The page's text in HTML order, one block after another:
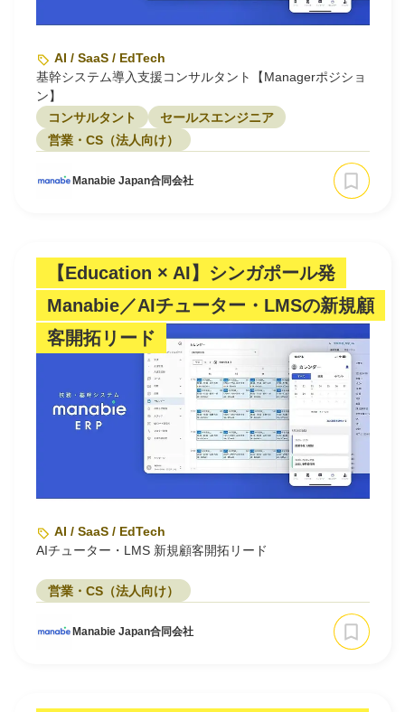
AI / SaaS / EdTech
基幹システム導入支援コンサルタント【Managerポジショ
ン】
コンサルタント
セールスエンジニア
営業・CS（法人向け）
Manabie Japan合同会社
【Education × AI】シンガポール発
Manabie／AIチューター・LMSの新規顧
客開拓リード
AI / SaaS / EdTech
AIチューター・LMS 新規顧客開拓リード
営業・CS（法人向け）
Manabie Japan合同会社